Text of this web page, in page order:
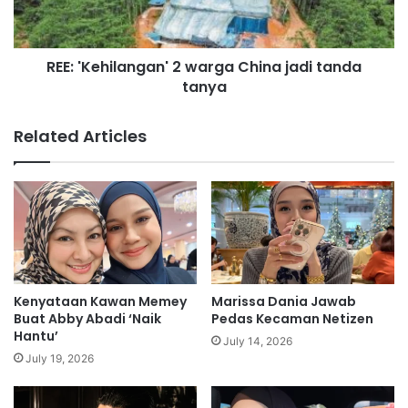
a
k
i
n
g
a
j
a
l
a
n
r
y
e
h
i
a
n
'
r
g
a
C
h
i
a
REE: 'Kehilangan' 2 warga China jadi tanda
tanya
Related Articles
Kenyataan Kawan Memey
Buat Abby Abadi ‘Naik
Hantu’
July 19, 2026
Marissa Dania Jawab
Pedas Kecaman Netizen
July 14, 2026